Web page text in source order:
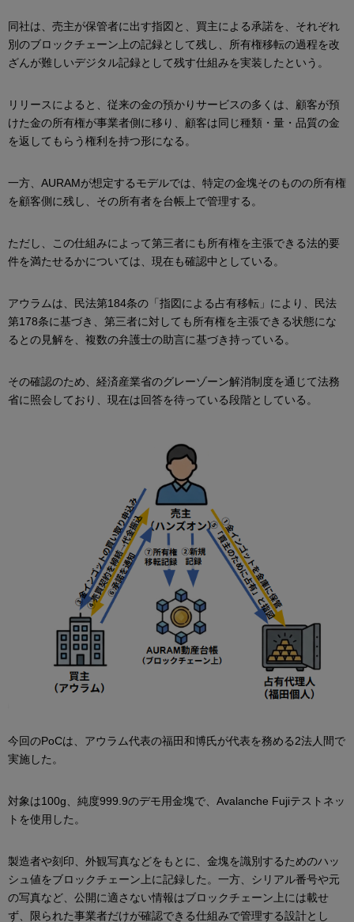
同社は、売主が保管者に出す指図と、買主による承諾を、それぞれ
別のブロックチェーン上の記録として残し、所有権移転の過程を改
ざんが難しいデジタル記録として残す仕組みを実装したという。
リリースによると、従来の金の預かりサービスの多くは、顧客が預
けた金の所有権が事業者側に移り、顧客は同じ種類・量・品質の金
を返してもらう権利を持つ形になる。
一方、AURAMが想定するモデルでは、特定の金塊そのものの所有権
を顧客側に残し、その所有者を台帳上で管理する。
ただし、この仕組みによって第三者にも所有権を主張できる法的要
件を満たせるかについては、現在も確認中としている。
アウラムは、民法第184条の「指図による占有移転」により、民法
第178条に基づき、第三者に対しても所有権を主張できる状態にな
るとの見解を、複数の弁護士の助言に基づき持っている。
その確認のため、経済産業省のグレーゾーン解消制度を通じて法務
省に照会しており、現在は回答を待っている段階としている。
今回のPoCは、アウラム代表の福田和博氏が代表を務める2法人間で
実施した。
対象は100g、純度999.9のデモ用金塊で、Avalanche Fujiテストネッ
トを使用した。
製造者や刻印、外観写真などをもとに、金塊を識別するためのハッ
シュ値をブロックチェーン上に記録した。一方、シリアル番号や元
の写真など、公開に適さない情報はブロックチェーン上には載せ
ず、限られた事業者だけが確認できる仕組みで管理する設計とし